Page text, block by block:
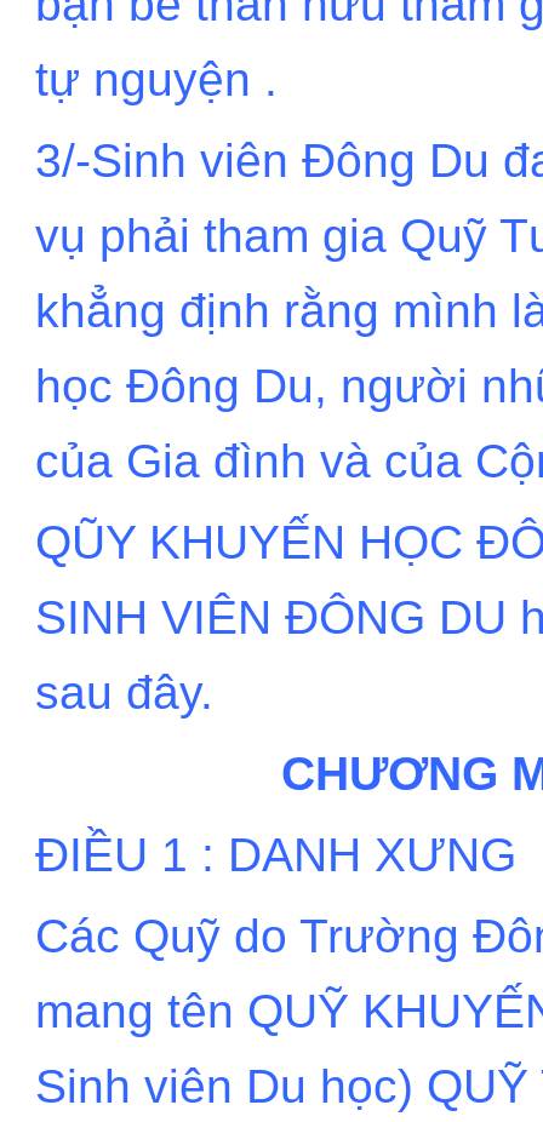
tự nguyện .
3/-Sinh viên Đông Du
vụ phải tham gia Quỹ
khẳng định rằng mình
học Đông Du, người
của Gia đình và của
QŨY KHUYẾN HỌC
SINH VIÊN ĐÔNG DU
sau đây.
CHƯƠNG
ĐIỀU 1 : DANH XƯNG
Các Quỹ do Trường
mang tên QUỸ
Sinh viên Du học)